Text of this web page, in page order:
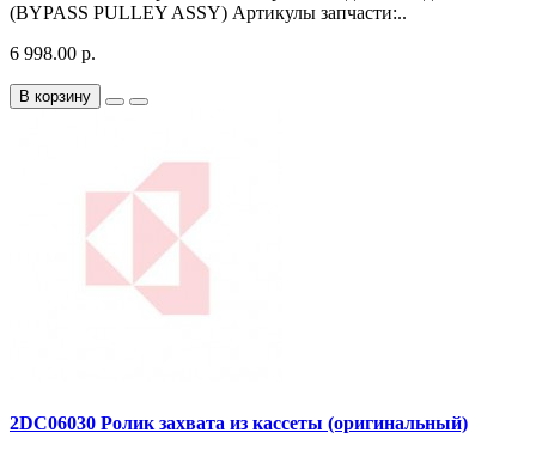
(BYPASS PULLEY ASSY) Артикулы запчасти:..
6 998.00 р.
В корзину
2DC06030 Ролик захвата из кассеты (оригинальный)